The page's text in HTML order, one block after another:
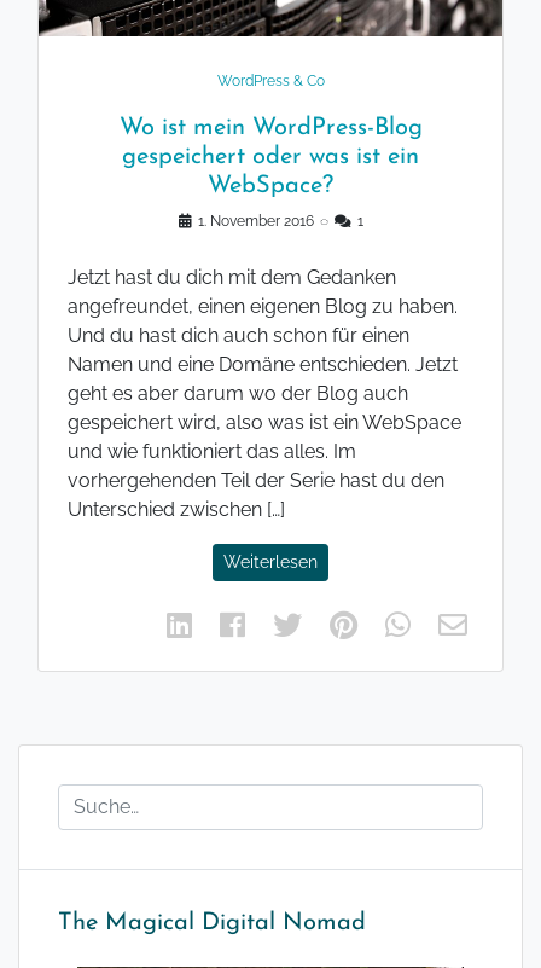
WordPress & Co
Wo ist mein WordPress-Blog
gespeichert oder was ist ein
WebSpace?
1. November 2016 ◌ 1
Jetzt hast du dich mit dem Gedanken
angefreundet, einen eigenen Blog zu haben.
Und du hast dich auch schon für einen
Namen und eine Domäne entschieden. Jetzt
geht es aber darum wo der Blog auch
gespeichert wird, also was ist ein WebSpace
und wie funktioniert das alles. Im
vorhergehenden Teil der Serie hast du den
Unterschied zwischen […]
Weiterlesen
The Magical Digital Nomad